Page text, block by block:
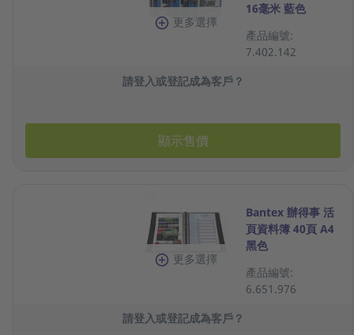
更多選擇
16毫米 藍色
產品編號:
7.402.142
請登入或登記成為客戶？
顯示售價
更多選擇
Bantex 辦得事 活
頁資料簿 40頁 A4
黑色
產品編號:
6.651.976
請登入或登記成為客戶？